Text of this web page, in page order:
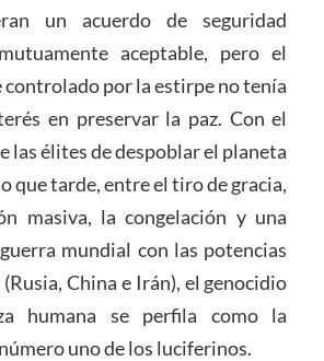
un acuerdo de seguridad
aceptable, pero el
controlado por la estirpe no tenía
en preservar la paz. Con el
las élites de despoblar el planeta
que tarde, entre el tiro de gracia,
masiva, la congelación y una
mundial con las potencias
China e Irán), el genocidio
humana se perfila como la
uno de los luciferinos.